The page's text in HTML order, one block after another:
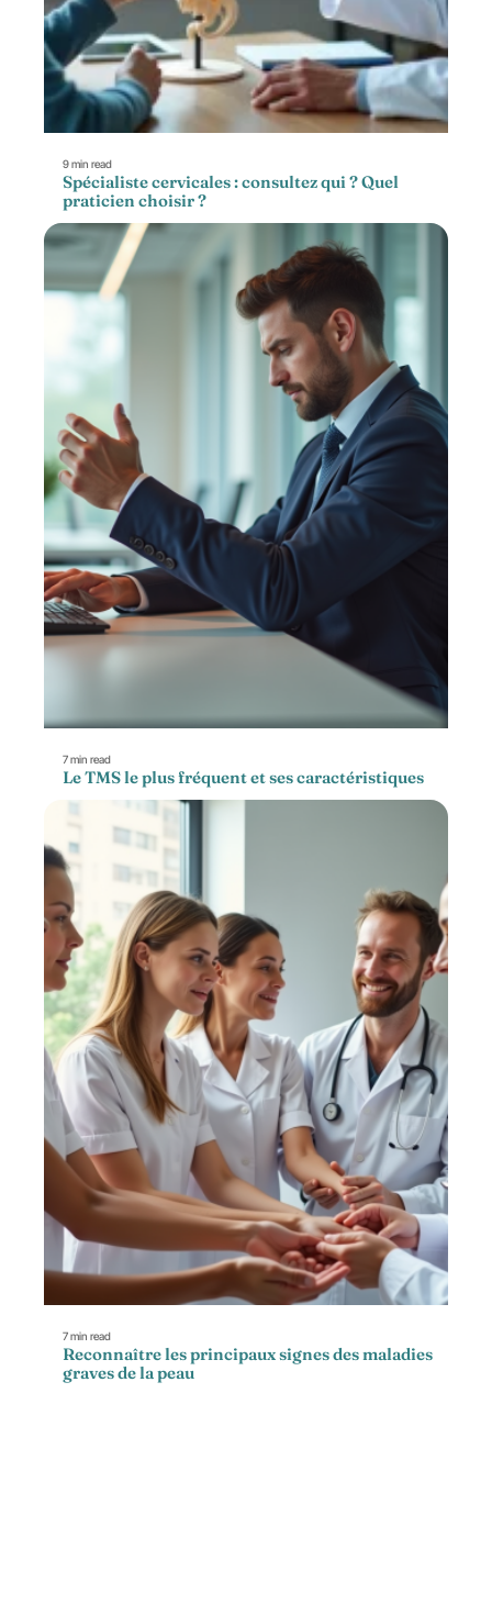
9 min read
Spécialiste cervicales : consultez qui ? Quel
praticien choisir ?
7 min read
Le TMS le plus fréquent et ses caractéristiques
7 min read
Reconnaître les principaux signes des maladies
graves de la peau